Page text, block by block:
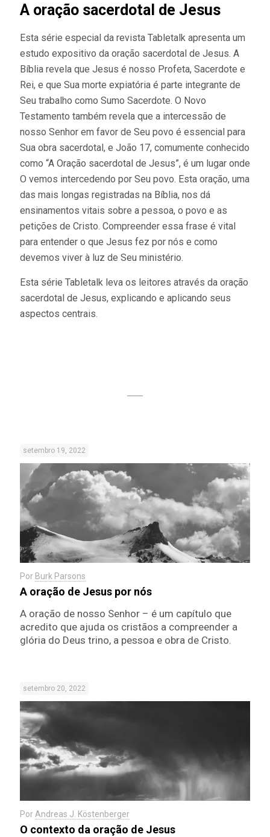
A oração sacerdotal de Jesus
Esta série especial da revista Tabletalk apresenta um
estudo expositivo da oração sacerdotal de Jesus. A
Bíblia revela que Jesus é nosso Profeta, Sacerdote e
Rei, e que Sua morte expiatória é parte integrante de
Seu trabalho como Sumo Sacerdote. O Novo
Testamento também revela que a intercessão de
nosso Senhor em favor de Seu povo é essencial para
Sua obra sacerdotal, e João 17, comumente conhecido
como “A Oração sacerdotal de Jesus”, é um lugar onde
O vemos intercedendo por Seu povo. Esta oração, uma
das mais longas registradas na Bíblia, nos dá
ensinamentos vitais sobre a pessoa, o povo e as
petições de Cristo. Compreender essa frase é vital
para entender o que Jesus fez por nós e como
devemos viver à luz de Seu ministério.
Esta série Tabletalk leva os leitores através da oração
sacerdotal de Jesus, explicando e aplicando seus
aspectos centrais.
setembro 19, 2022
Por Burk Parsons
A oração de Jesus por nós
A oração de nosso Senhor – é um capítulo que
acredito que ajuda os cristãos a compreender a
glória do Deus trino, a pessoa e obra de Cristo.
setembro 20, 2022
PorAndreas J. Köstenberger
O contexto da oração de Jesus